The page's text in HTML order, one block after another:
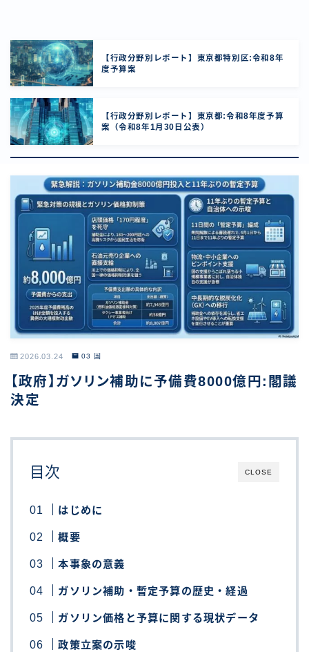
【行政分野別レポート】東京都特別区:令和8年
度予算案
【行政分野別レポート】東京都:令和8年度予算
案（令和8年1月30日公表）
2026.03.24 03 国
【政府】ガソリン補助に予備費8000億円:閣議
決定
CLOSE
目次
はじめに
概要
本事象の意義
ガソリン補助・暫定予算の歴史・経過
ガソリン価格と予算に関する現状データ
政策立案の示唆